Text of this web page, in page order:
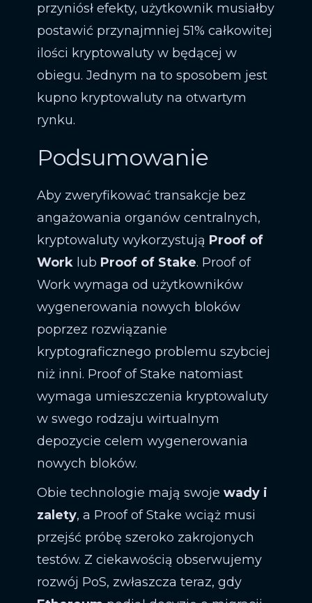
przyniósł efekty, użytkownik musiałby
postawić przynajmniej 51% całkowitej
ilości kryptowaluty w będącej w
obiegu. Jednym na to sposobem jest
kupno kryptowaluty na otwartym
rynku.
Podsumowanie
Aby zweryfikować transakcje bez
angażowania organów centralnych,
kryptowaluty wykorzystują Proof of
Worklub Proof of Stake. Proof of
Work wymaga od użytkowników
wygenerowania nowych bloków
poprzez rozwiązanie
kryptograficznego problemu szybciej
niż inni. Proof of Stake natomiast
wymaga umieszczenia kryptowaluty
w swego rodzaju wirtualnym
depozycie celem wygenerowania
nowych bloków.
Obie technologie mają swoje wady i
zalety, a Proof of Stake wciąż musi
przejść próbę szeroko zakrojonych
testów. Z ciekawością obserwujemy
rozwój PoS, zwłaszcza teraz, gdy